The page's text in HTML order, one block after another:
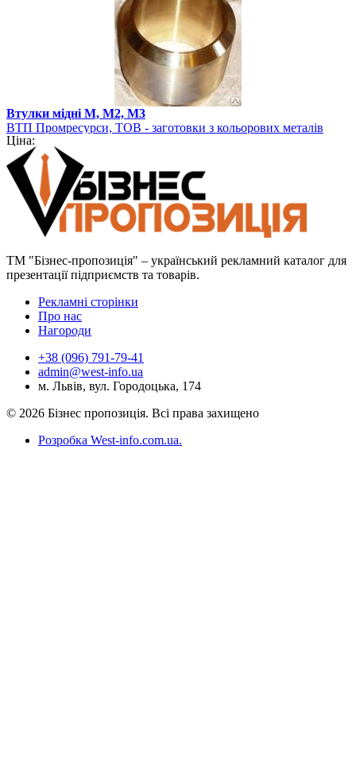
Втулки мідні М, М2, М3
ВТП Промресурси, ТОВ - заготовки з кольорових металів
Ціна:
ТМ "Бізнес-пропозиція" – український рекламний каталог для
презентації підприємств та товарів.
Рекламні сторінки
Про нас
Нагороди
+38 (096) 791-79-41
admin@west-info.ua
м. Львів, вул. Городоцька, 174
© 2026 Бізнес пропозиція. Всі права захищено
Розробка West-info.com.ua.